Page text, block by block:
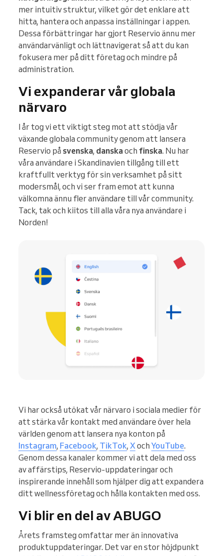
mer intuitiv struktur, vilket gör det enklare att
hitta, hantera och anpassa inställningar i appen.
Dessa förbättringar har gjort Reservio ännu mer
användarvänligt och lättnavigerat så att du kan
fokusera mer på ditt företag och mindre på
administration.
Vi expanderar vår globala
närvaro
I år tog vi ett viktigt steg mot att stödja vår
växande globala community genom att lansera
Reservio på svenska, danskaoch finska. Nu har
våra användare i Skandinavien tillgång till ett
kraftfullt verktyg för sin verksamhet på sitt
modersmål, och vi ser fram emot att kunna
välkomna ännu fler användare till vår community.
Tack, tak och kiitos till alla våra nya användare i
Norden!
Vi har också utökat vår närvaro i sociala medier för
att stärka vår kontakt med användare över hela
världen genom att lansera nya konton på
Instagram, Facebook, TikTok, X och YouTube.
Genom dessa kanaler kommer vi att dela med oss
av affärstips, Reservio-uppdateringar och
inspirerande innehåll som hjälper dig att expandera
ditt wellnessföretag och hålla kontakten med oss.
Vi blir en del av ABUGO
Årets framsteg omfattar mer än innovativa
produktuppdateringar. Det var en stor höjdpunkt